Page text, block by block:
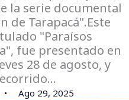
la serie documental
de Tarapacá".Este
"Paraísos
fue presentado en
28 de agosto, y
Ago 29, 2025